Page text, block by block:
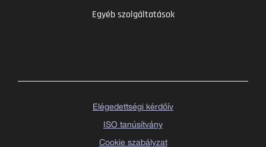
Egyéb szolgáltatások
Elégedettségi kérdőív
ISO tanúsítvány
Cookie szabályzat